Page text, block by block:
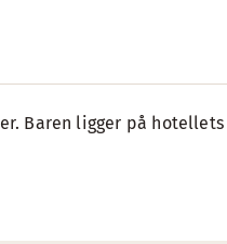
Baren ligger på